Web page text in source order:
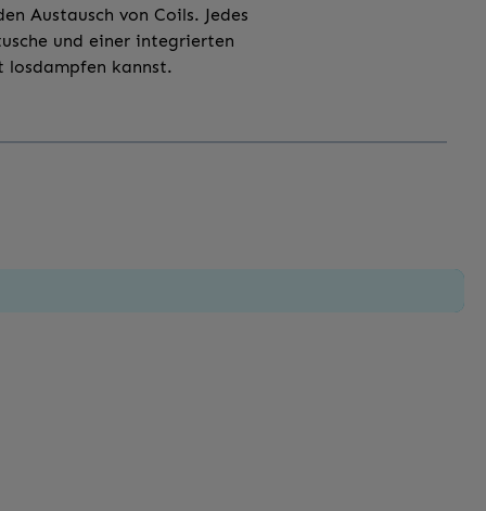
Austausch von Coils. Jedes
und einer integrierten
losdampfen kannst.